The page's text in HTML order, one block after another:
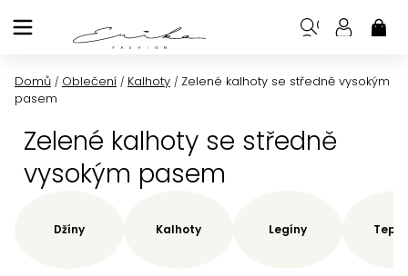
na
Domů / Oblečení / Kalhoty / Zelené kalhoty se středně vysokým
pasem
Zelené kalhoty se středně
vysokým pasem
Džíny Kalhoty Legíny